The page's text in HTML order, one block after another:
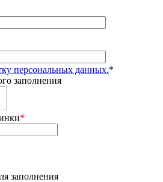
персональных данных.*
заполнения
*
заполнения
только
банка
% будут
вашей карты